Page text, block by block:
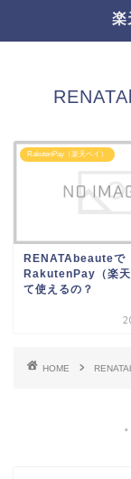
楽
RakutenPay（楽天ペイ）
RENATAbeauteで
RakutenPay（楽天
て使えるの？
HOME